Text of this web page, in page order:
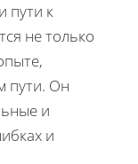
пути к
не только
пути. Он
и
и